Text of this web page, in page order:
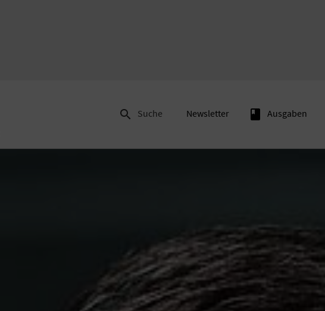
 Suche Newsletter book Ausgaben